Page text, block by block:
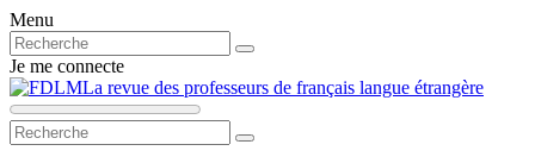
Menu
Je me connecte
La revue des professeurs de français langue étrangère